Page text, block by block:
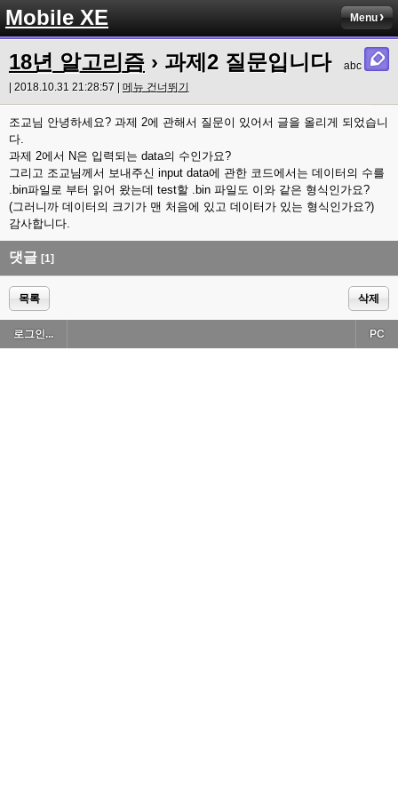
Mobile XE Menu
18년 알고리즘 › 과제2 질문입니다
abc
| 2018.10.31 21:28:57 | 메뉴 건너뛰기
조교님 안녕하세요? 과제 2에 관해서 질문이 있어서 글을 올리게 되었습니
다.
과제 2에서 N은 입력되는 data의 수인가요?
그리고 조교님께서 보내주신 input data에 관한 코드에서는 데이터의 수를
.bin파일로 부터 읽어 왔는데 test할 .bin 파일도 이와 같은 형식인가요?
(그러니까 데이터의 크기가 맨 처음에 있고 데이터가 있는 형식인가요?)
감사합니다.
댓글 [1]
목록 삭제
로그인... PC